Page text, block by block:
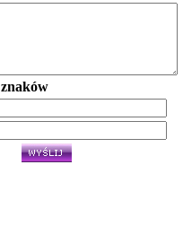
znaków